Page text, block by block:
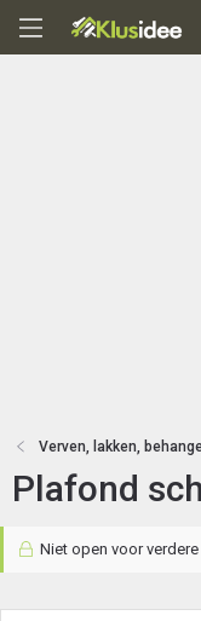
Verven, lakken,
Plafond
Niet open voor